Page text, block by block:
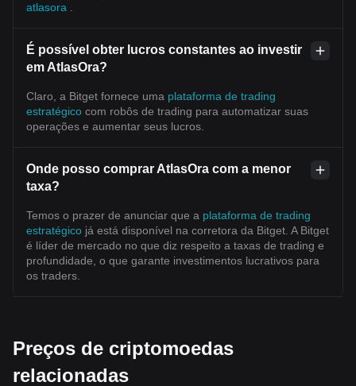
atlasora
É possível obter lucros constantes ao investir
em AtlasOra?
Claro, a Bitget fornece uma plataforma de trading
estratégico com robôs de trading para automatizar suas
operações e aumentar seus lucros.
Onde posso comprar AtlasOra com a menor
taxa?
Temos o prazer de anunciar que a plataforma de trading
estratégico já está disponível na corretora da Bitget. A Bitget
é líder de mercado no que diz respeito a taxas de trading e
profundidade, o que garante investimentos lucrativos para
os traders.
Preços de criptomoedas
relacionadas